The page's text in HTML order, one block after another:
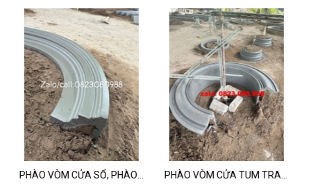
PHÀO VÒM CỬA SỔ, PHÀO CỬA ĐI, PHÀO MÁI TUM, PHÀO PHÂN TẦNG ĐÚC SẴN
PHÀO VÒM CỬA TUM TRANG TRÍ